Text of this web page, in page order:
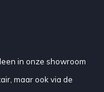
in onze showroom
maar ook via de